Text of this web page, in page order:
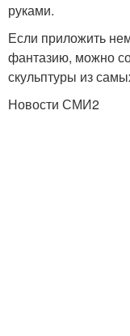
руками.
Если приложить
фантазию, можно
скульптуры из
Новости СМИ2